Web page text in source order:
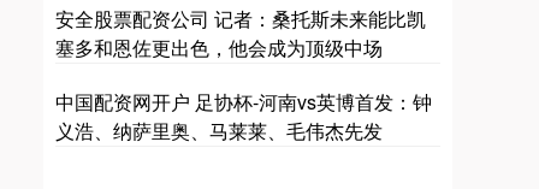
安全股票配资公司 记者：桑托斯未来能比凯
塞多和恩佐更出色，他会成为顶级中场
中国配资网开户 足协杯-河南vs英博首发：钟
义浩、纳萨里奥、马莱莱、毛伟杰先发